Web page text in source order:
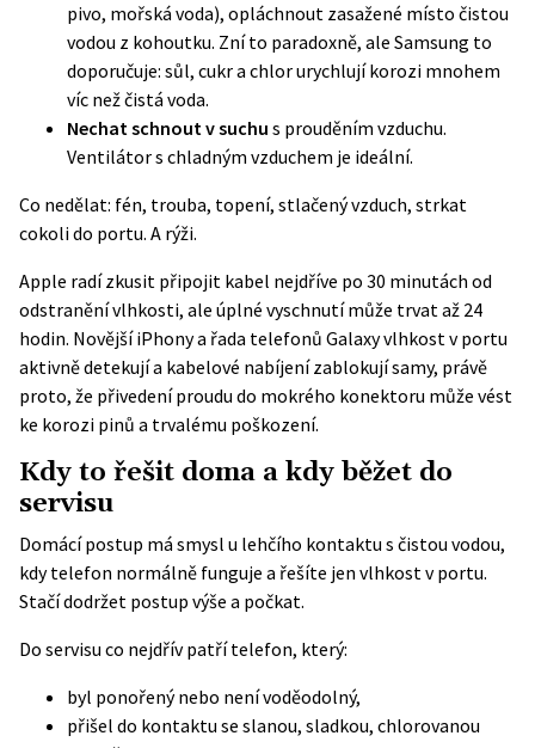
pivo, mořská voda), opláchnout zasažené místo čistou
vodou z kohoutku. Zní to paradoxně, ale Samsung to
doporučuje: sůl, cukr a chlor urychlují korozi mnohem
víc než čistá voda.
Nechat schnout v suchu s prouděním vzduchu.
Ventilátor s chladným vzduchem je ideální.
Co nedělat: fén, trouba, topení, stlačený vzduch, strkat
cokoli do portu. A rýži.
Apple radí zkusit připojit kabel nejdříve po 30 minutách od
odstranění vlhkosti, ale úplné vyschnutí může trvat až 24
hodin. Novější iPhony a řada telefonů Galaxy vlhkost v portu
aktivně detekují a kabelové nabíjení zablokují samy, právě
proto, že přivedení proudu do mokrého konektoru může vést
ke korozi pinů a trvalému poškození.
Kdy to řešit doma a kdy běžet do
servisu
Domácí postup má smysl u lehčího kontaktu s čistou vodou,
kdy telefon normálně funguje a řešíte jen vlhkost v portu.
Stačí dodržet postup výše a počkat.
Do servisu co nejdřív patří telefon, který:
byl ponořený nebo není voděodolný,
přišel do kontaktu se slanou, sladkou, chlorovanou